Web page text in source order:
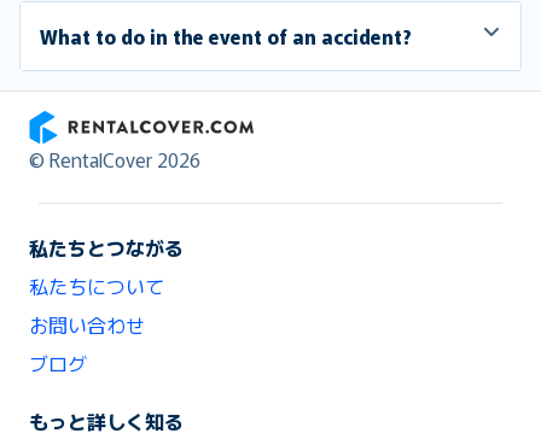
What to do in the event of an accident?
RentalCover
© RentalCover 2026
私たちとつながる
私たちについて
お問い合わせ
ブログ
もっと詳しく知る